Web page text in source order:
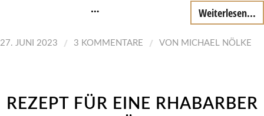
… Weiterlesen...
27. JUNI 2023 / 3 KOMMENTARE / VON MICHAEL NÖLKE
REZEPT FÜR EINE RHABARBER